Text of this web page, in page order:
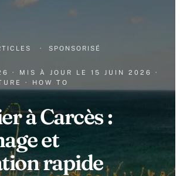
· SPONSORISÉ
· MIS À JOUR LE 15 JUIN 2026
·
· HOW TO
à Carcès :
et
rapide